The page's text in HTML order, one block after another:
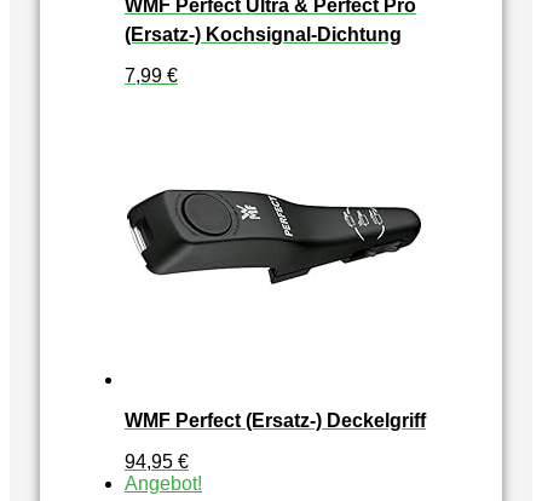
WMF Perfect Ultra & Perfect Pro
(Ersatz-) Kochsignal-Dichtung
7,99 €
WMF Perfect (Ersatz-) Deckelgriff
94,95 €
Angebot!